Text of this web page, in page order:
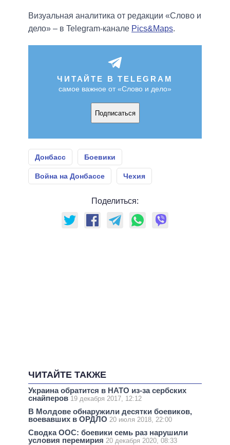
Визуальная аналитика от редакции «Слово и
дело» – в Telegram-канале Pics&Maps.
ЧИТАЙТЕ В TELEGRAM
самое важное от «Слово и дело»
Подписаться
Донбасс Боевики
Война на Донбассе Чехия
Поделиться:
ЧИТАЙТЕ ТАКЖЕ
Украина обратится в НАТО из-за сербских
снайперов 19 декабря 2017, 12:12
В Молдове обнаружили десятки боевиков,
воевавших в ОРДЛО 20 июля 2018, 22:00
Сводка ООС: боевики семь раз нарушили
условия перемирия 20 декабря 2020, 08:33